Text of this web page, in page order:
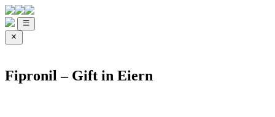
Fipronil – Gift in Eiern